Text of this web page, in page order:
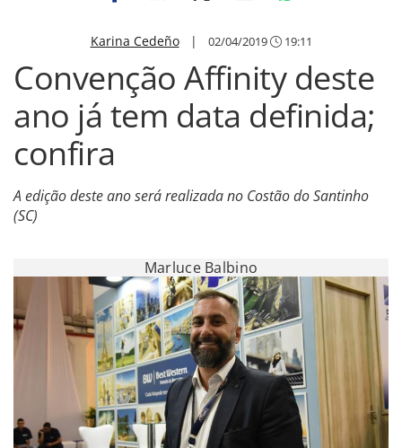
Karina Cedeño| 02/04/2019 19:11
Convenção Affinity deste
ano já tem data definida;
confira
A edição deste ano será realizada no Costão do Santinho
(SC)
Marluce Balbino